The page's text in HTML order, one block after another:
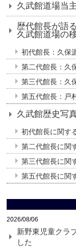
久武館道場当
歴代館長が語る
久武館道場の
初代館長：久保
第二代館長：久
第三代館長：
第五代館長：戸
久武館歴史写
初代館長に関す
第二代館長に関
第三代館長に関
第五代館長に関
2026/08/06
新野東児童クラ
した